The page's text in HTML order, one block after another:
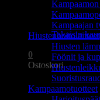
Ostoskori on
Takaisin
0
Ostoskori
Kampaajan
Hiustenhoitolaitteet
Hiusten
Föönit ja
Kampaamotuotteet